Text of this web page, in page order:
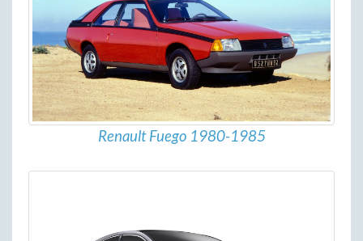
Renault Fuego 1980-1985